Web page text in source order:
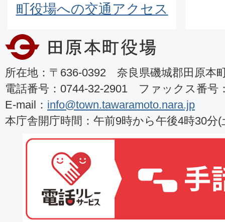
町役場への交通アクセス
所在地：〒636-0392 奈良県磯城郡田原本
電話番号：0744-32-2901 ファックス番号
E-mail： info@town.tawaramoto.nara.jp
本庁舎開庁時間：午前9時から午後4時30分